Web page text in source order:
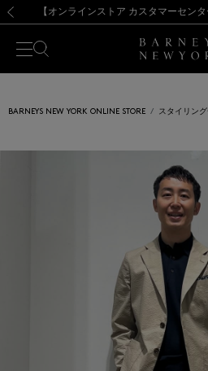
【夏季休業に伴う出荷一時停止
熊本県を中心とした地震の影響によ
【開催中】SUMMER SALEの
【夏季休業に伴う出荷一時停止
BARNEYS NEW YORK ONLINE STORE スタイリン